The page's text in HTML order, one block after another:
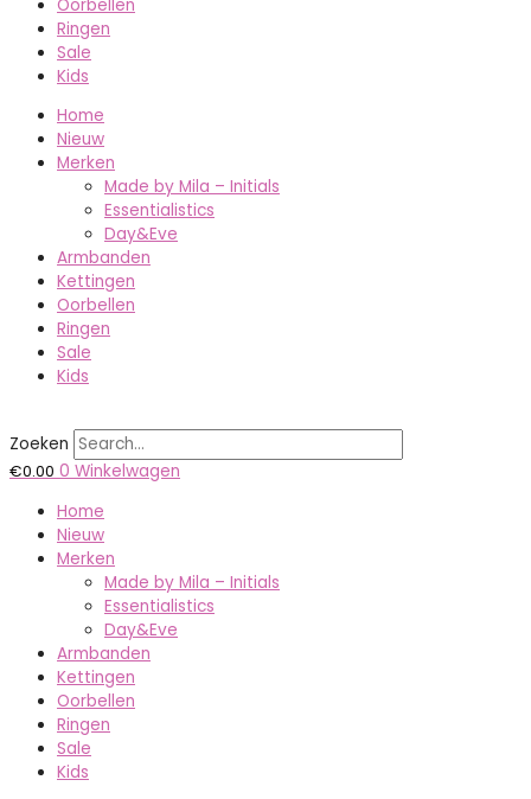
Oorbellen
Ringen
Sale
Kids
Home
Nieuw
Merken
Made by Mila – Initials
Essentialistics
Day&Eve
Armbanden
Kettingen
Oorbellen
Ringen
Sale
Kids
Zoeken
€0.00 0 Winkelwagen
Home
Nieuw
Merken
Made by Mila – Initials
Essentialistics
Day&Eve
Armbanden
Kettingen
Oorbellen
Ringen
Sale
Kids